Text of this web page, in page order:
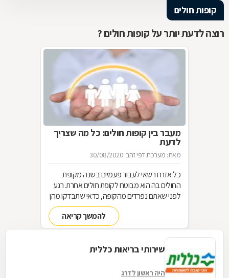
קופות חולים
רוצה לדעת יותר על קופות חולים ?
מעבר בין קופות חולים: כל מה שצריך
לדעת
מאת: מערכת דפי זהב 30/08/2020
כל אזרח רשאי לעבור פעמיים בשנה מקופת
החולים בה הוא מבוטח לקופת חולים אחרת. רגע
לפני שאתם נפרדים מהקופה, כדאי שתבדקו מהן
הזכויות המגיעות לכם והאם המעבר אכן משתלם
להמשך קריאה
שירותי בריאות כללית
היה ראשון לדרג